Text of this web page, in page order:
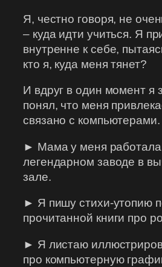
Я, честно говоря, не
– куда идти учиться. Я
внутренне к себе,
кто я, куда меня тянет?
И вдруг в один момент я
понял, что меня
связано с компьютерами.
► Мама у меня
легендарном заводе в
зале.
► Я пишу стихи-утопию
прочитанной книги про
► Я листаю
про компьютерную